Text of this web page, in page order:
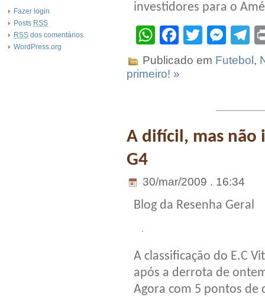
Fazer login
Posts RSS
RSS dos comentários
WordPress.org
investidores para o
WhatsApp
Facebook
Twitter
Publicado em Futebol ,
primeiro! »
A difícil, mas não
G4
30/mar/2009 . 16:34
Blog da Resenha Geral
A classificação do E.C
após a derrota de
Agora com 5 pontos de